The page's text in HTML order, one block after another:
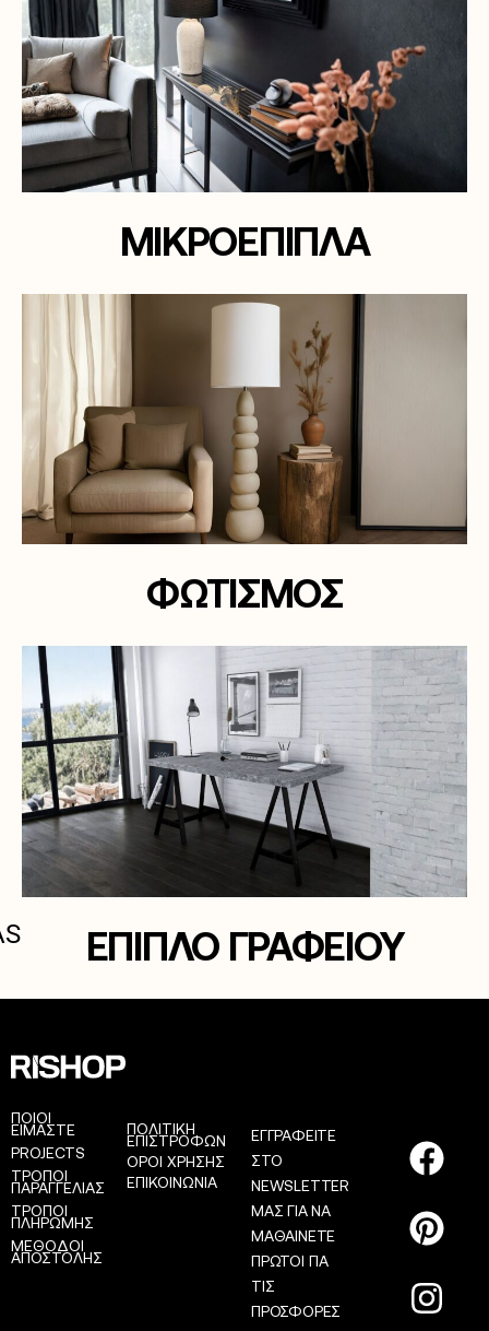
ΜΙΚΡΟΕΠΙΠΛΑ
ΦΩΤΙΣΜΟΣ
ΕΠΙΠΛΟ ΓΡΑΦΕΙΟΥ
ΠΟΙΟΙ
ΕΙΜΑΣΤΕ
PROJECTS
ΤΡΟΠΟΙ
ΠΑΡΑΓΓΕΛΙΑΣ
ΤΡΟΠΟΙ
ΠΛΗΡΩΜΗΣ
ΜΕΘΟΔΟΙ
ΑΠΟΣΤΟΛΗΣ
ΠΟΛΙΤΙΚΗ
ΕΠΙΣΤΡΟΦΩΝ
ΟΡΟΙ ΧΡΗΣΗΣ
ΕΠΙΚΟΙΝΩΝΙΑ
ΕΓΓΡΑΦΕΙΤΕ
ΣΤΟ
NEWSLETTER
ΜΑΣ ΓΙΑ ΝΑ
ΜΑΘΑΙΝΕΤΕ
ΠΡΩΤΟΙ ΓΙΑ
ΤΙΣ
ΠΡΟΣΦΟΡΕΣ